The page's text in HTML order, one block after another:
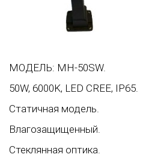
МОДЕЛЬ: MH-50SW.
50W, 6000K, LED CREE, IP65.
Статичная модель.
Влагозащищенный.
Стеклянная оптика.